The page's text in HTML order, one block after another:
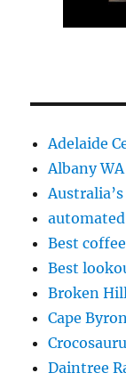
Adelaide
Albany
Best
Best
Broken Hill
Cape Byron
Daintree